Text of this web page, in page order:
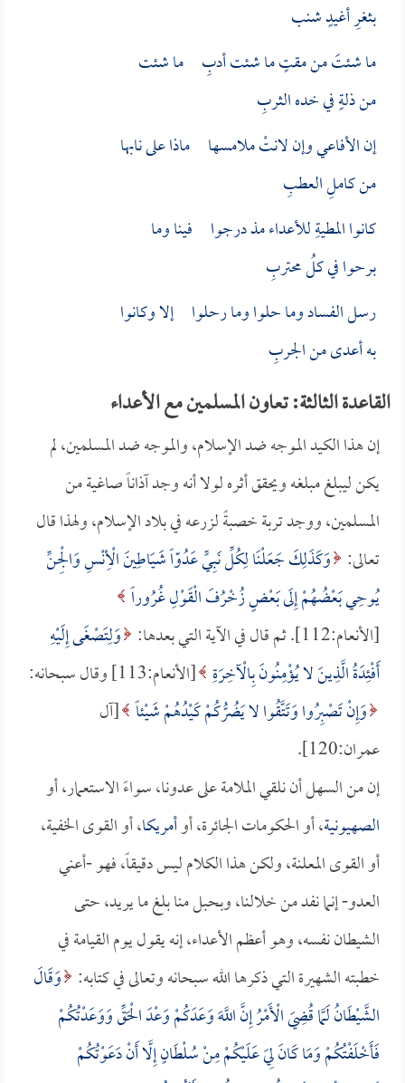
بثغرِ أغيدٍ شنب
ما شئتَ من مقتٍ ما شئت أدبِ ما شئت
من ذلةٍ في خده الثربِ
إن الأفاعي وإن لانتْ ملامسها ماذا على نابها
من كاملِ العطبِ
كانوا المطيةِ للأعداء مذ درجوا فينا وما
برحوا في كلُ محتربِ
رسل الفساد وما حلوا وما رحلوا إلا وكانوا
به أعدى من الجربِ
القاعدة الثالثة: تعاون المسلمين مع الأعداء
إن هذا الكيد الموجه ضد الإسلام، والموجه ضد المسلمين، لم
يكن ليبلغ مبلغه ويحقق أثره لولا أنه وجد آذاناً صاغية من
المسلمين، ووجد تربة خصبةً لزرعه في بلاد الإسلام، ولهذا قال
تعالى: وَكَذَلِكَ جَعَلْنَا لِكُلِّ نَبِيٍّ عَدُوّاً شَيَاطِينَ الْأِنْسِ وَالْجِنِّ
يُوحِي بَعْضُهُمْ إِلَى بَعْضٍ زُخْرُفَ الْقَوْلِ غُرُوراً
[الأنعام:112]. ثم قال في الآية التي بعدها:
وَلِتَصْغَى إِلَيْهِ
أَفْئِدَةُ الَّذِينَ لا يُؤْمِنُونَ بِالْآخِرَةِ [الأنعام:113] وقال سبحانه:
وَإِنْ تَصْبِرُوا وَتَتَّقُوا لا يَضُرُّكُمْ كَيْدُهُمْ شَيْئاً [آل
عمران:120].
إن من السهل أن نلقي الملامة على عدونا، سواءً الاستعمار، أو
الصهيونية، أو الحكومات الجائرة، أوأمريكا، أو القوى الخفية،
أو القوى المعلنة، ولكن هذا الكلام ليس دقيقاً، فهو -أعني
العدو- إنما نفد من خلالنا، وبحبل منا بلغ ما يريد، حتى
الشيطان نفسه، وهو أعظم الأعداء، إنه يقول يوم القيامة في
خطبته الشهيرة التي ذكرها الله سبحانه وتعالى في كتابه: وَقَالَ
الشَّيْطَانُ لَمَّا قُضِيَ الْأَمْرُ إِنَّ اللَّهَ وَعَدَكُمْ وَعْدَ الْحَقِّ وَوَعَدْتُكُمْ
فَأَخْلَفْتُكُمْ وَمَا كَانَ لِيَ عَلَيْكُمْ مِنْ سُلْطَانٍ إِلَّا أَنْ دَعَوْتُكُمْ